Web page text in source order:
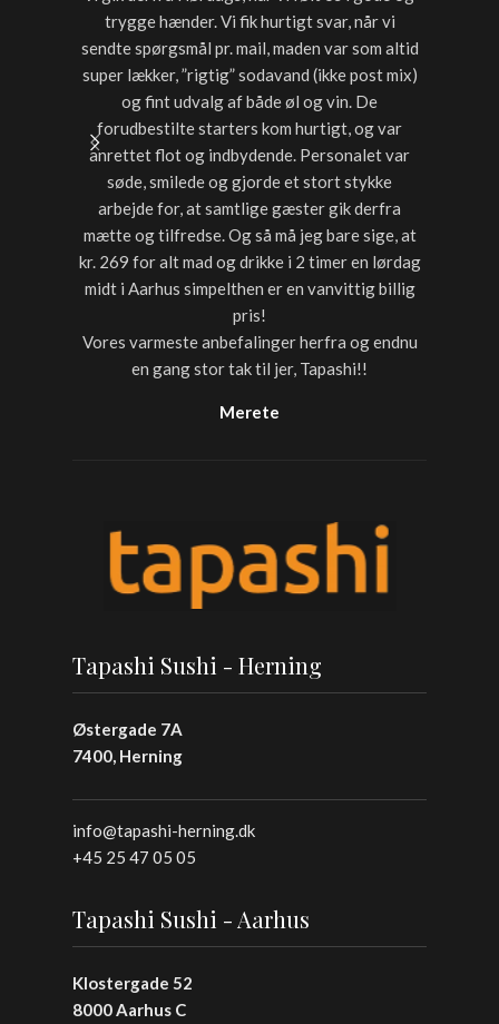
trygge hænder. Vi fik hurtigt svar, når vi
sendte spørgsmål pr. mail, maden var som altid
super lækker, ”rigtig” sodavand (ikke post mix)
og fint udvalg af både øl og vin. De
forudbestilte starters kom hurtigt, og var
anrettet flot og indbydende. Personalet var
søde, smilede og gjorde et stort stykke
arbejde for, at samtlige gæster gik derfra
mætte og tilfredse. Og så må jeg bare sige, at
kr. 269 for alt mad og drikke i 2 timer en lørdag
midt i Aarhus simpelthen er en vanvittig billig
pris!
Vores varmeste anbefalinger herfra og endnu
en gang stor tak til jer, Tapashi!!
Merete
Tapashi Sushi - Herning
Østergade 7A
7400, Herning
info@tapashi-herning.dk
+45 25 47 05 05
Tapashi Sushi - Aarhus
Klostergade 52
8000 Aarhus C